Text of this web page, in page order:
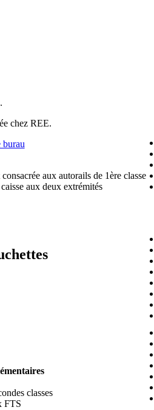
chez REE.
aux autorails de 1ère classe
aux deux extrémités
classes
FTS